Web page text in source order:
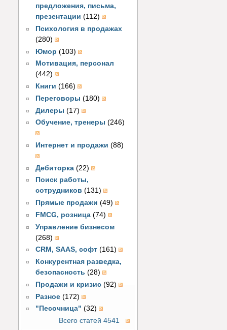
предложения, письма,
презентации (112)
Психология в продажах
(280)
Юмор (103)
Мотивация, персонал
(442)
Книги (166)
Переговоры (180)
Дилеры (17)
Обучение, тренеры (246)
Интернет и продажи (88)
Дебиторка (22)
Поиск работы,
сотрудников (131)
Прямые продажи (49)
FMCG, розница (74)
Управление бизнесом
(268)
CRM, SAAS, софт (161)
Конкурентная разведка,
безопасность (28)
Продажи и кризис (92)
Разное (172)
"Песочница" (32)
Всего статей 4541